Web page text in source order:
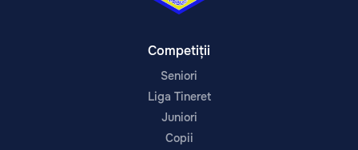
Competiții
Seniori
Liga Tineret
Juniori
Copii